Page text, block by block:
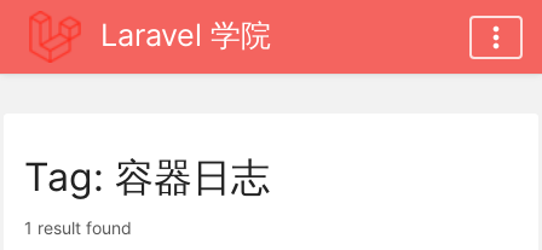
Laravel 学院
Tag: 容器日志
1 result found